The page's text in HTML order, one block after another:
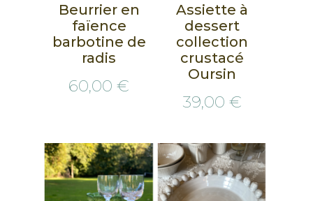
Beurrier en
faïence
barbotine de
radis
60,00 €
Assiette à
dessert
collection
crustacé
Oursin
39,00 €